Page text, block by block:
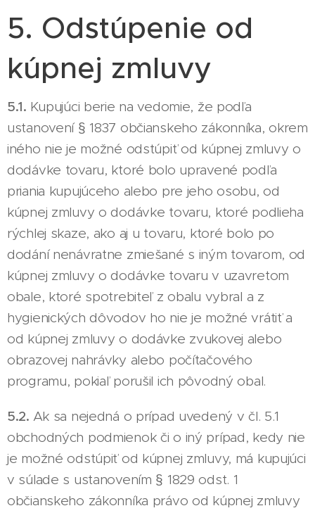
5. Odstúpenie od
kúpnej zmluvy
5.1. Kupujúci berie na vedomie, že podľa
ustanovení § 1837 občianskeho zákonníka, okrem
iného nie je možné odstúpiť od kúpnej zmluvy o
dodávke tovaru, ktoré bolo upravené podľa
priania kupujúceho alebo pre jeho osobu, od
kúpnej zmluvy o dodávke tovaru, ktoré podlieha
rýchlej skaze, ako aj u tovaru, ktoré bolo po
dodání nenávratne zmiešané s iným tovarom, od
kúpnej zmluvy o dodávke tovaru v uzavretom
obale, ktoré spotrebiteľ z obalu vybral a z
hygienických dôvodov ho nie je možné vrátiť a
od kúpnej zmluvy o dodávke zvukovej alebo
obrazovej nahrávky alebo počítačového
programu, pokiaľ porušil ich pôvodný obal.
5.2. Ak sa nejedná o prípad uvedený v čl. 5.1
obchodných podmienok či o iný prípad, kedy nie
je možné odstúpiť od kúpnej zmluvy, má kupujúci
v súlade s ustanovením § 1829 odst. 1
občianskeho zákonníka právo od kúpnej zmluvy